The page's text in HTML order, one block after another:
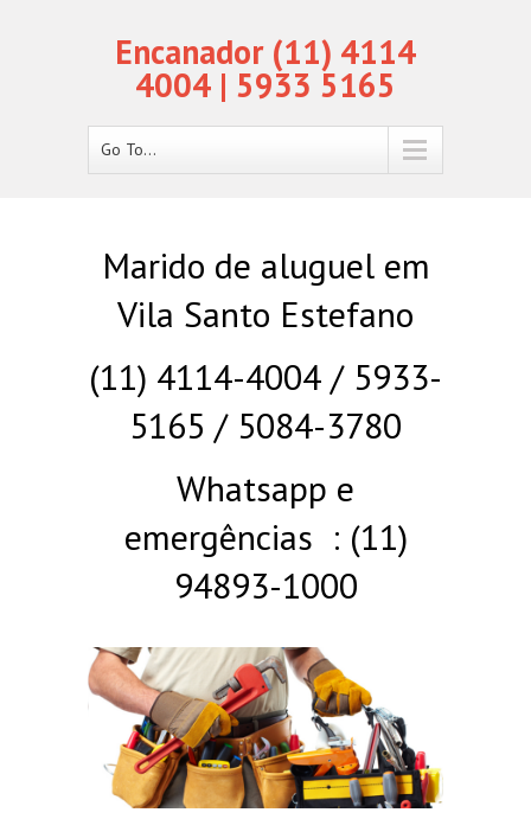
Encanador (11) 4114
4004 | 5933 5165
Go To...
Marido de aluguel em
Vila Santo Estefano
(11) 4114-4004 / 5933-
5165 / 5084-3780
Whatsapp e
emergências : (11)
94893-1000